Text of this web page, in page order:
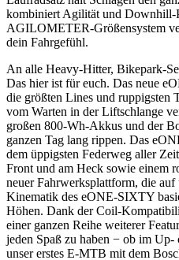
kombiniert Agilität und Downhill-
AGILOMETER-Größensystem
dein Fahrgefühl.
An alle Heavy-Hitter, Bikepark-
Das hier ist für euch. Das neue
die größten Lines und ruppigsten
vom Warten in der Liftschlange
großen 800-Wh-Akkus und der
ganzen Tag lang rippen. Das
dem üppigsten Federweg aller
Front und am Heck sowie einem
neuer Fahrwerksplattform, die
Kinematik des eONE-SIXTY
Höhen. Dank der Coil-
einer ganzen Reihe weiterer
jeden Spaß zu haben − ob im
unser erstes E-MTB mit dem